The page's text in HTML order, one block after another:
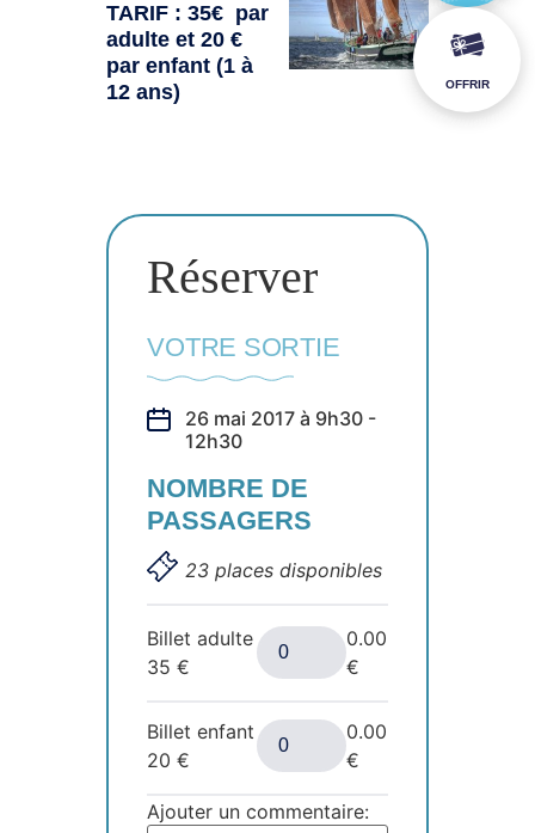
TARIF : 35€ par
adulte et 20 €
par enfant (1 à
12 ans)
Réserver
VOTRE SORTIE
26 mai 2017 à 9h30 -
12h30
NOMBRE DE
PASSAGERS
23 places disponibles
Billet adulte
35€
0.00
€
Billet enfant
20€
0.00
€
Ajouter un commentaire:
OFFRIR